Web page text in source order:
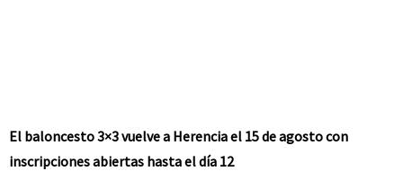
El baloncesto 3×3 vuelve a Herencia el 15 de agosto con
inscripciones abiertas hasta el día 12